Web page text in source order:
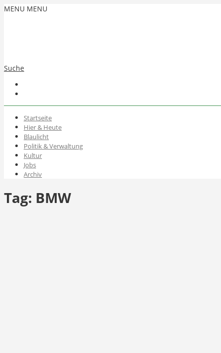
MENU MENU
Suche
Startseite
Hier & Heute
Blaulicht
Politik & Verwaltung
Kultur
Jobs
Archiv
Tag: BMW